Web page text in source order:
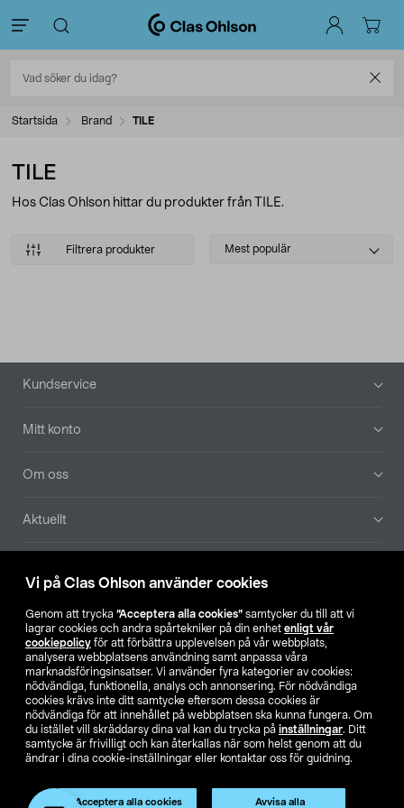
Vi på Clas Ohlson använder cookies
Genom att trycka ”Acceptera alla cookies” samtycker du till att vi
lagrar cookies och andra spårtekniker på din enhet enligt vår
cookiepolicy för att förbättra upplevelsen på vår webbplats,
analysera webbplatsens användning samt anpassa våra
marknadsföringsinsatser. Vi använder fyra kategorier av cookies:
nödvändiga, funktionella, analys och annonsering. För nödvändiga
cookies krävs inte ditt samtycke eftersom dessa cookies är
nödvändiga för att innehållet på webbplatsen ska kunna fungera. Om
du istället vill skräddarsy dina val kan du trycka på inställningar. Ditt
samtycke är frivilligt och kan återkallas när som helst genom att du
ändrar i dina cookie-inställningar eller kontaktar oss för guidning.
Acceptera alla cookies Avvisa alla
Startsida Brand TILE
TILE
Hos Clas Ohlson hittar du produkter från TILE.
Filtrera produkter
Select
Mest populär
Sidfot
Kundservice
Mitt konto
Om oss
Aktuellt
Hitta butik
SE NO FI
Ändra till priser exklusive moms